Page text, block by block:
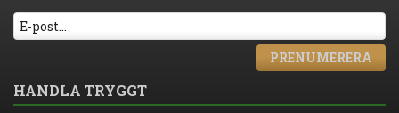
PRENUMERERA
HANDLA TRYGGT